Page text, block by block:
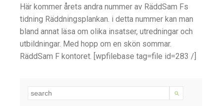
Här kommer årets andra nummer av RäddSam Fs
tidning Räddningsplankan. i detta nummer kan man
bland annat läsa om olika insatser, utredningar och
utbildningar. Med hopp om en skön sommar.
RäddSam F kontoret. [wpfilebase tag=file id=283 /]